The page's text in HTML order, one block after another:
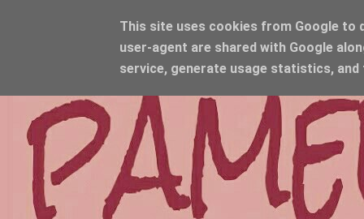
This site uses cookies from Google to
user-agent are shared with Google
service, generate usage statistics,